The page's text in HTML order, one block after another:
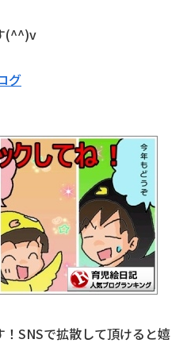
(^^)v
SNSで拡散して頂けると嬉